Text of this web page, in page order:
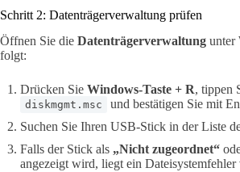
Schritt 2: Datenträgerverwaltung prüfen
Öffnen Sie die Datenträgerverwaltung unter
folgt:
Drücken Sie Windows-Taste + R, tippen
diskmgmt.msc
und bestätigen Sie mit
Suchen Sie Ihren USB-Stick in der Liste
Falls der Stick als „Nicht zugeordnet“
angezeigt wird, liegt ein Dateisystemfehler